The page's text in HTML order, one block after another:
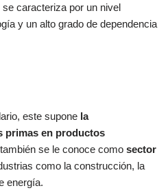
caracteriza por un nivel
y un alto grado de dependencia
este supone la
primas en productos
se le conoce como sector
como la construcción, la
energía.